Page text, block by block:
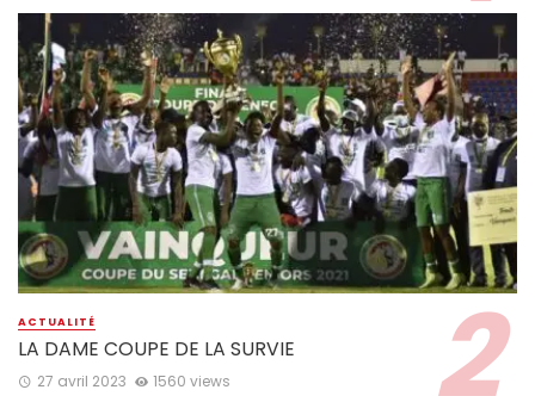
ACTUALITÉ
LA DAME COUPE DE LA SURVIE
27 avril 2023 1560 views